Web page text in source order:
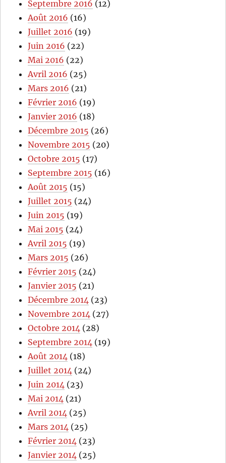
Septembre 2016 (12)
Août 2016 (16)
Juillet 2016 (19)
Juin 2016 (22)
Mai 2016 (22)
Avril 2016 (25)
Mars 2016 (21)
Février 2016 (19)
Janvier 2016 (18)
Décembre 2015 (26)
Novembre 2015 (20)
Octobre 2015 (17)
Septembre 2015 (16)
Août 2015 (15)
Juillet 2015 (24)
Juin 2015 (19)
Mai 2015 (24)
Avril 2015 (19)
Mars 2015 (26)
Février 2015 (24)
Janvier 2015 (21)
Décembre 2014 (23)
Novembre 2014 (27)
Octobre 2014 (28)
Septembre 2014 (19)
Août 2014 (18)
Juillet 2014 (24)
Juin 2014 (23)
Mai 2014 (21)
Avril 2014 (25)
Mars 2014 (25)
Février 2014 (23)
Janvier 2014 (25)